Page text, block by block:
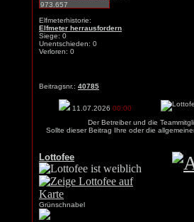
Elfmeterhistorie:
Elfmeter herrausfordern
Siege: 0
Unentschieden: 0
Verloren: 0
Beitragsnr.: 40785
11.07.2026 00:00
Der Betreiber und die
Sollte dieser Beitrag Ihre oder die
Lottofee
Grünschnabel